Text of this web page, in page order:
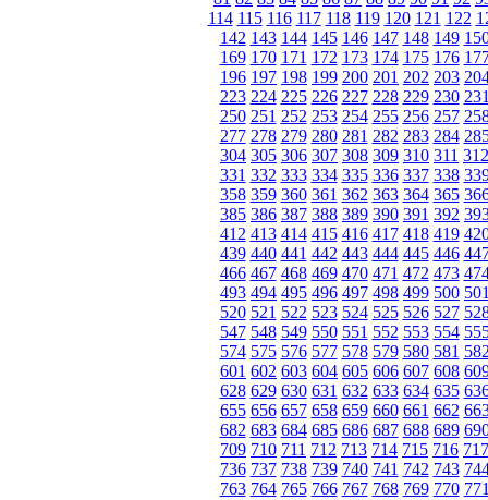
114 115 116 117 118 119 120 121 122
142 143 144 145 146 147 148 149
169 170 171 172 173 174 175 176
196 197 198 199 200 201 202 203
223 224 225 226 227 228 229 230
250 251 252 253 254 255 256 257
277 278 279 280 281 282 283 284
304 305 306 307 308 309 310 311 312
331 332 333 334 335 336 337 338
358 359 360 361 362 363 364 365
385 386 387 388 389 390 391 392
412 413 414 415 416 417 418 419
439 440 441 442 443 444 445 446
466 467 468 469 470 471 472 473
493 494 495 496 497 498 499 500
520 521 522 523 524 525 526 527
547 548 549 550 551 552 553 554
574 575 576 577 578 579 580 581
601 602 603 604 605 606 607 608
628 629 630 631 632 633 634 635
655 656 657 658 659 660 661 662
682 683 684 685 686 687 688 689
709 710 711 712 713 714 715 716 717
736 737 738 739 740 741 742 743
763 764 765 766 767 768 769 770